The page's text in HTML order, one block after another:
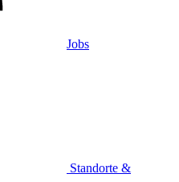
Jobs
Standorte &